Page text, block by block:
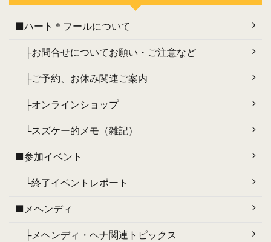
■ハート＊フールについて
├お問合せについてお願い・ご注意など
├ご予約、お休み関連ご案内
├オンラインショップ
└スズケー的メモ（雑記）
■参加イベント
└終了イベントレポート
■メヘンディ
├メヘンディ・ヘナ関連トピックス